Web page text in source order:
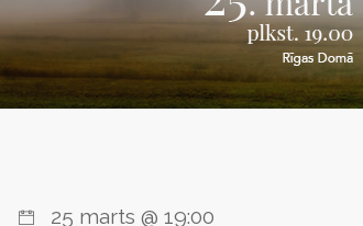
25 marts @ 19:00